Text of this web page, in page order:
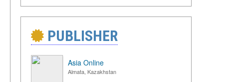
PUBLISHER
Asia Online
Almata, Kazakhstan